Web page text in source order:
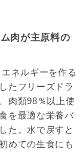
肉が主原料の
ネルギーを作る
たフリーズドラ
肉類98％以上使
を最適な栄養バ
た。水で戻すと
めての生食にも